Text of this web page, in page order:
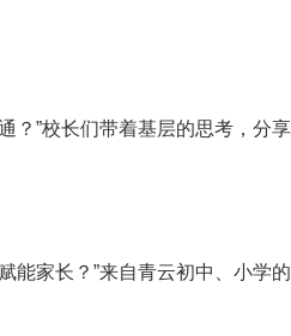
？”校长们带着基层的思考，分
能家长？”来自青云初中、小学